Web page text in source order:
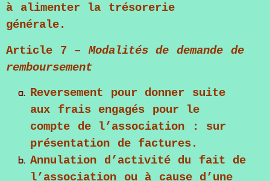
à alimenter la trésorerie
générale.
Article 7 – Modalités de demande de
remboursement
Reversement pour donner suite
aux frais engagés pour le
compte de l’association : sur
présentation de factures.
Annulation d’activité du fait de
l’association ou à cause d’une